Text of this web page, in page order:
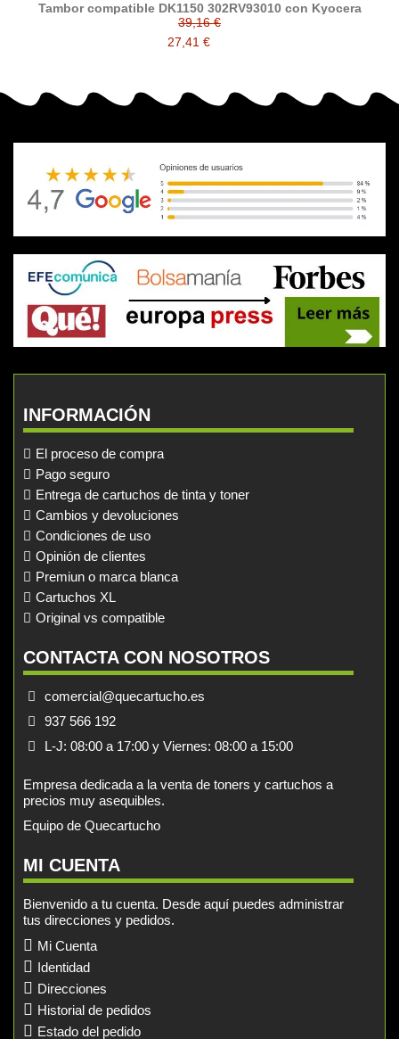
Tambor compatible DK1150 302RV93010 con Kyocera
39,16 €
27,41 €
INFORMACIÓN
El proceso de compra
Pago seguro
Entrega de cartuchos de tinta y toner
Cambios y devoluciones
Condiciones de uso
Opinión de clientes
Premiun o marca blanca
Cartuchos XL
Original vs compatible
CONTACTA CON NOSOTROS
comercial@quecartucho.es
937 566 192
L-J: 08:00 a 17:00 y Viernes: 08:00 a 15:00
Empresa dedicada a la venta de toners y cartuchos a
precios muy asequibles.
Equipo de Quecartucho
MI CUENTA
Bienvenido a tu cuenta. Desde aquí puedes administrar
tus direcciones y pedidos.
Mi Cuenta
Identidad
Direcciones
Historial de pedidos
Estado del pedido